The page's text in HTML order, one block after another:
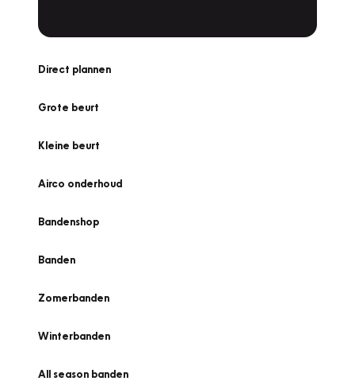
Direct plannen
Grote beurt
Kleine beurt
Airco onderhoud
Bandenshop
Banden
Zomerbanden
Winterbanden
All season banden